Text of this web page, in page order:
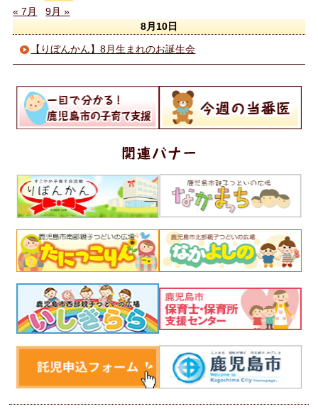
« 7月
9月 »
8月10日
【りぼんかん】8月生まれのお誕生会